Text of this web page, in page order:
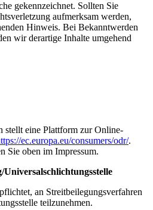
gekennzeichnet. Sollten Sie
aufmerksam werden,
Hinweis. Bei Bekanntwerden
wir derartige Inhalte umgehend
stellt eine Plattform zur Online-
ec.europa.eu/consumers/odr/.
Sie oben im Impressum.
an Streitbeilegungsverfahren
teilzunehmen.